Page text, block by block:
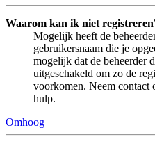
Waarom kan ik niet
Mogelijk heeft de
gebruikersnaam die je
mogelijk dat de beheerder
uitgeschakeld om zo de
voorkomen. Neem contact
hulp.
Omhoog